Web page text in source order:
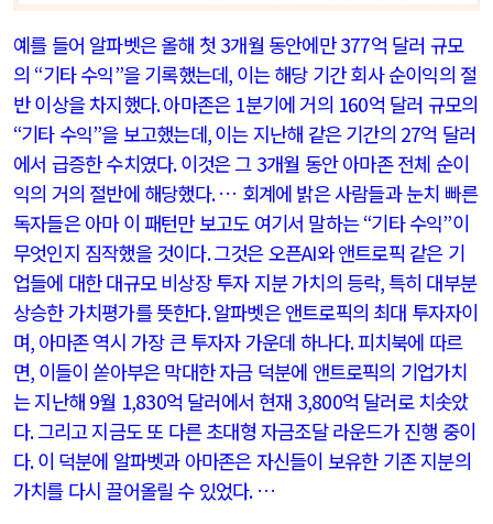
예를 들어 알파벳은 올해 첫 3개월 동안에만377억 달러 규모
의 “기타 수익”을 기록했는데, 이는 해당 기간 회사 순이익의 절
반 이상을 차지했다.아마존은 1분기에 거의 160억 달러 규모의
“기타 수익”을 보고했는데,이는 지난해 같은 기간의 27억 달러
에서 급증한 수치였다.이것은 그 3개월 동안 아마존 전체 순이
익의 거의 절반에 해당했다.… 회계에 밝은 사람들과 눈치 빠른
독자들은 아마 이 패턴만 보고도 여기서 말하는“기타 수익”이
무엇인지 짐작했을 것이다.그것은 오픈AI와 앤트로픽 같은 기
업들에 대한 대규모 비상장 투자 지분 가치의 등락,특히 대부분
상승한 가치평가를 뜻한다.알파벳은 앤트로픽의 최대 투자자이
며, 아마존 역시 가장 큰 투자자 가운데 하나다.피치북에 따르
면, 이들이 쏟아부은 막대한 자금 덕분에 앤트로픽의 기업가치
는 지난해 9월 1,830억 달러에서 현재 3,800억 달러로 치솟았
다.그리고 지금도 또 다른 초대형 자금조달 라운드가 진행 중이
다.이 덕분에 알파벳과 아마존은 자신들이 보유한 기존 지분의
가치를 다시 끌어올릴 수 있었다. …